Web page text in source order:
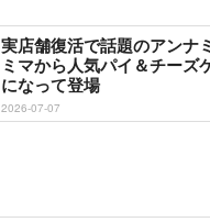
実店舗復活で話題のアン
ミマから人気パイ＆チーズ
になって登場
2026-07-07